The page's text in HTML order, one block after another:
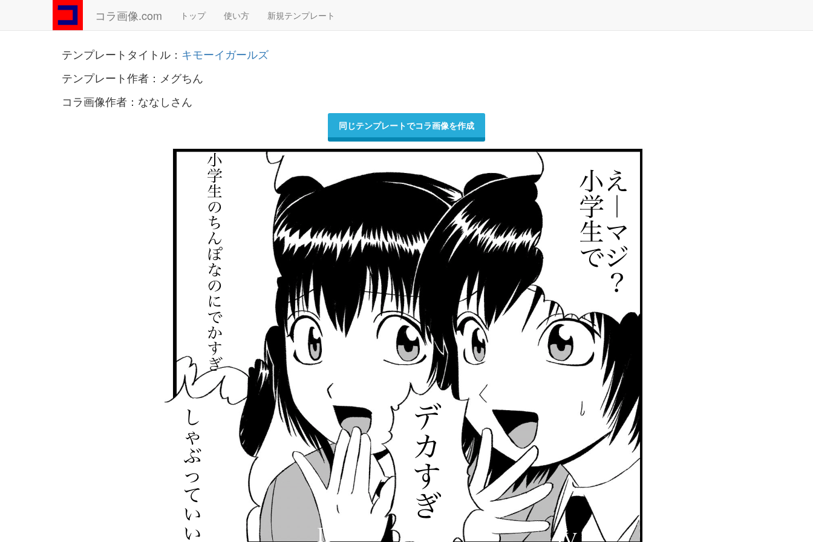
コラ画像.com トップ 使い方 新規テンプレート
テンプレートタイトル： キモーイガールズ
テンプレート作者：メグちん
コラ画像作者：ななしさん
同じテンプレートでコラ画像を作成